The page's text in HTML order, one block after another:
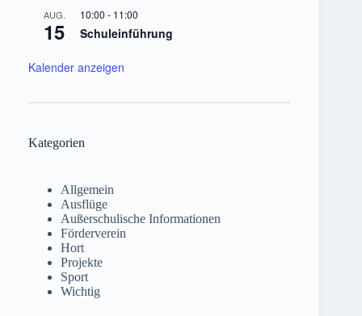
AUG.
15
10:00 - 11:00
Schuleinführung
Kalender anzeigen
Kategorien
Allgemein
Ausflüge
Außerschulische Informationen
Förderverein
Hort
Projekte
Sport
Wichtig